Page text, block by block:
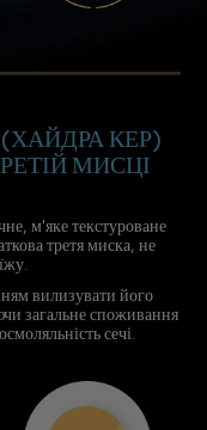
(ХАЙДРА КЕР)
МИСЦІ
м'яке текстуроване
третя миска, не
вилизувати його
загальне споживання
сечі.